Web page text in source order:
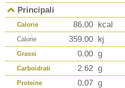
Principali
Calorie 86.00 kcal
Calorie 359.00 kj
Grassi 0.00 g
Carboidrati 2.62 g
Proteine 0.07 g